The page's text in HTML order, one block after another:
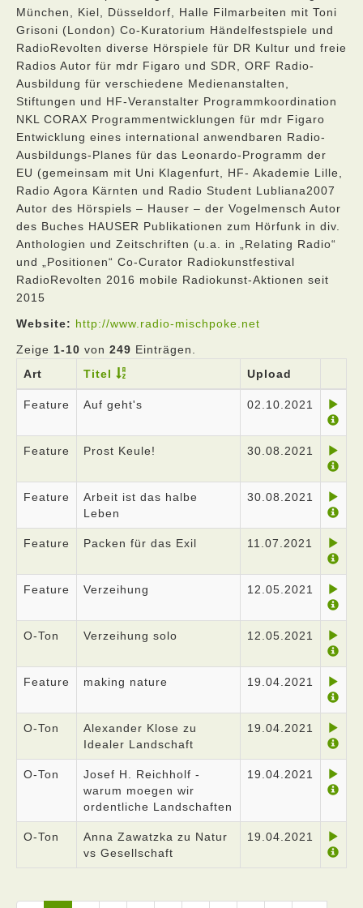
München, Kiel, Düsseldorf, Halle Filmarbeiten mit Toni
Grisoni (London) Co-Kuratorium Händelfestspiele und
RadioRevolten diverse Hörspiele für DR Kultur und freie
Radios Autor für mdr Figaro und SDR, ORF Radio-
Ausbildung für verschiedene Medienanstalten,
Stiftungen und HF-Veranstalter Programmkoordination
NKL CORAX Programmentwicklungen für mdr Figaro
Entwicklung eines international anwendbaren Radio-
Ausbildungs-Planes für das Leonardo-Programm der
EU (gemeinsam mit Uni Klagenfurt, HF- Akademie Lille,
Radio Agora Kärnten und Radio Student Lubliana2007
Autor des Hörspiels – Hauser – der Vogelmensch Autor
des Buches HAUSER Publikationen zum Hörfunk in div.
Anthologien und Zeitschriften (u.a. in „Relating Radio“
und „Positionen“ Co-Curator Radiokunstfestival
RadioRevolten 2016 mobile Radiokunst-Aktionen seit
2015
Website: http://www.radio-mischpoke.net
Zeige 1-10 von 249 Einträgen.
Art
Titel Upload
Feature Auf geht's 02.10.2021
Feature Prost Keule! 30.08.2021
Feature
Arbeit ist das halbe
Leben
30.08.2021
Feature Packen für das Exil 11.07.2021
Feature Verzeihung 12.05.2021
O-Ton Verzeihung solo 12.05.2021
Feature making nature 19.04.2021
O-Ton
Alexander Klose zu
Idealer Landschaft
19.04.2021
O-Ton
Josef H. Reichholf -
warum moegen wir
ordentliche Landschaften
19.04.2021
O-Ton
Anna Zawatzka zu Natur
vs Gesellschaft
19.04.2021